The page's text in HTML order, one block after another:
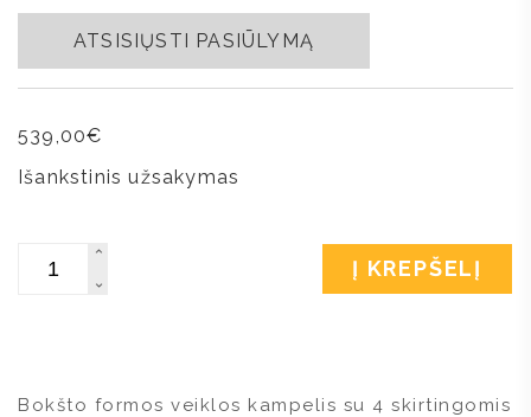
ATSISIŲSTI PASIŪLYMĄ
539,00€
Išankstinis užsakymas
Į KREPŠELĮ
Bokšto formos veiklos kampelis su 4 skirtingomis